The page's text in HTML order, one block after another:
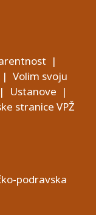
|
Volim svoju
| Ustanove |
stranice VPŽ
podravska